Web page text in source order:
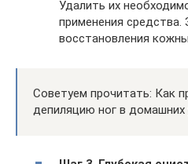
Удалить их
применения средства.
восстановления
Советуем прочитать: Как
депиляцию ног в домашних